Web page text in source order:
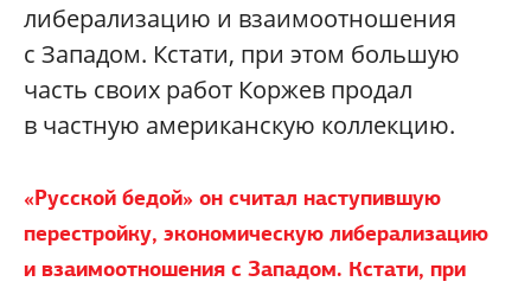
либерализацию и взаимоотношения
с Западом. Кстати, при этом большую
часть своих работ Коржев продал
в частную американскую коллекцию.
«Русской бедой» он считал наступившую
перестройку, экономическую либерализацию
и взаимоотношения с Западом. Кстати, при